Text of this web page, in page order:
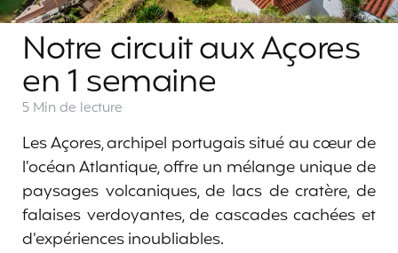
Notre circuit aux Açores
en 1 semaine
5 Min de lecture
Les Açores, archipel portugais situé au cœur de
l’océan Atlantique, offre un mélange unique de
paysages volcaniques, de lacs de cratère, de
falaises verdoyantes, de cascades cachées et
d’expériences inoubliables.